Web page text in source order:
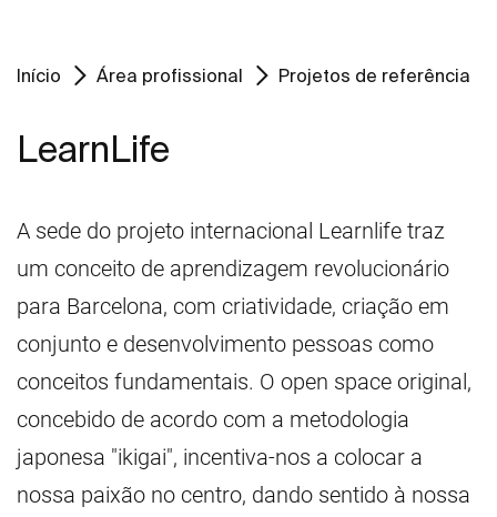
Início Área profissional Projetos de referência
LearnLife
A sede do projeto internacional Learnlife traz
um conceito de aprendizagem revolucionário
para Barcelona, com criatividade, criação em
conjunto e desenvolvimento pessoas como
conceitos fundamentais. O open space original,
concebido de acordo com a metodologia
japonesa "ikigai", incentiva-nos a colocar a
nossa paixão no centro, dando sentido à nossa